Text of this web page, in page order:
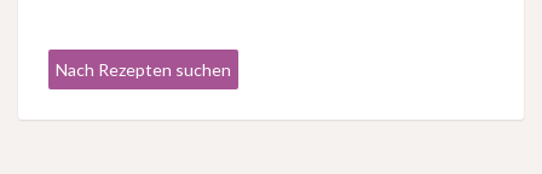
Nach Rezepten suchen